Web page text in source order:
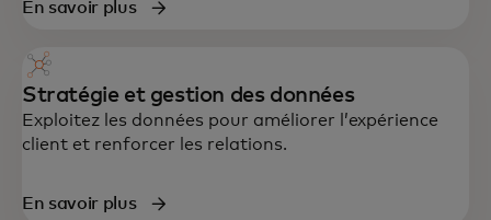
En savoir plus
Stratégie et gestion des données
Exploitez les données pour améliorer l’expérience
client et renforcer les relations.
En savoir plus